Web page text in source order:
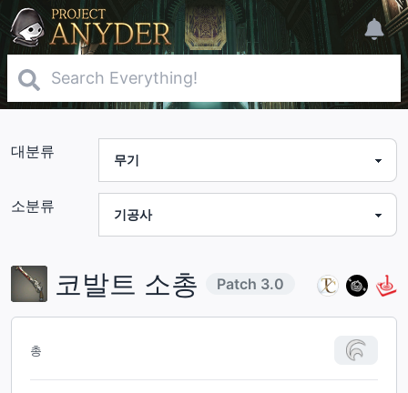
대분류
소분류
코발트 소총 Patch 3.0
총